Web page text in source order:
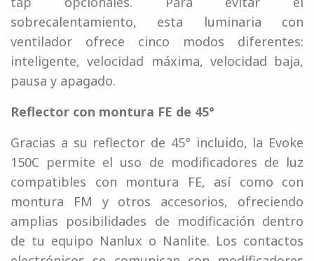
sobrecalentamiento, esta luminaria con
ventilador ofrece cinco modos diferentes:
inteligente, velocidad máxima, velocidad baja,
pausa y apagado.
Reflector con montura FE de 45°
Gracias a su reflector de 45° incluido, la Evoke
150C permite el uso de modificadores de luz
compatibles con montura FE, así como con
montura FM y otros accesorios, ofreciendo
amplias posibilidades de modificación dentro
de tu equipo Nanlux o Nanlite. Los contactos